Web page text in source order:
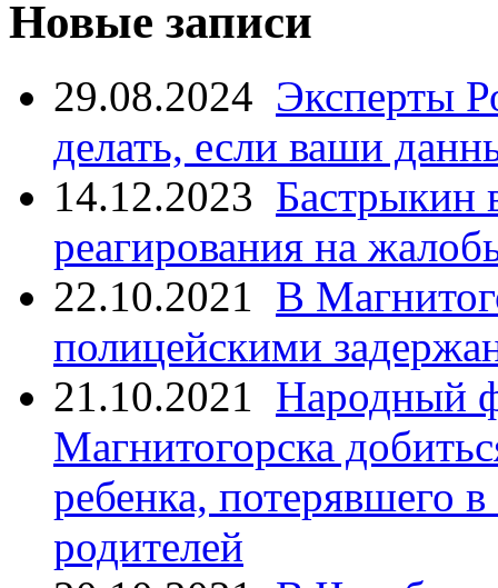
Новые записи
29.08.2024 Эксперты
делать, если ваши
14.12.2023 Бастрыкин
реагирования на
22.10.2021 В
полицейскими
21.10.2021 Народный
Магнитогорска
ребенка, потерявшего
родителей